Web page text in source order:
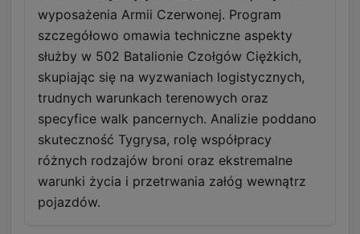
wyposażenia Armii Czerwonej. Program
szczegółowo omawia techniczne aspekty
służby w 502 Batalionie Czołgów Ciężkich,
skupiając się na wyzwaniach logistycznych,
trudnych warunkach terenowych oraz
specyfice walk pancernych. Analizie poddano
skuteczność Tygrysa, rolę współpracy
różnych rodzajów broni oraz ekstremalne
warunki życia i przetrwania załóg wewnątrz
pojazdów.